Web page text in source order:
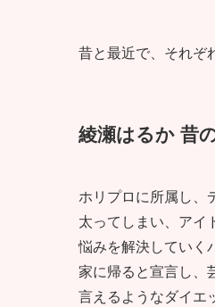
昔と最近で、それぞ
綾瀬はるか 昔
ホリプロに所属し、
太ってしまい、アイ
悩みを解決していく
家に帰ると宣言し、
言えるようなダイエ